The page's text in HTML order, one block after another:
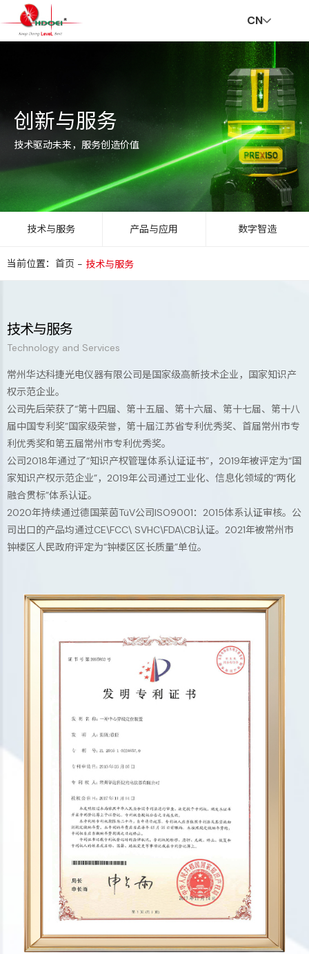
页进
华
新
与
新
闻
资
社
会
责
招
贤
纳
联
系
我
V
R
CN
创新与服务
技术驱动未来，服务创造价值
技术与服务 产品与应用 数字智造
当前位置：首页 - 技术与服务
技术与服务
Technology and Services
常州华达科捷光电仪器有限公司是国家级高新技术企业，国家知识产
权示范企业。
公司先后荣获了“第十四届、第十五届、第十六届、第十七届、第十八
届中国专利奖”国家级荣誉，第十届江苏省专利优秀奖、首届常州市专
利优秀奖和第五届常州市专利优秀奖。
公司2018年通过了“知识产权管理体系认证证书”，2019年被评定为“国
家知识产权示范企业”，2019年公司通过工业化、信息化领域的“两化
融合贯标”体系认证。
2020年持续通过德国莱茵TüV公司ISO9001：2015体系认证审核。公
司出口的产品均通过CE\FCC\ SVHC\FDA\CB认证。2021年被常州市
钟楼区人民政府评定为“钟楼区区长质量”单位。